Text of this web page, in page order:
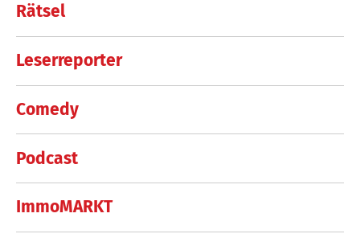
Rätsel
Leserreporter
Comedy
Podcast
ImmoMARKT